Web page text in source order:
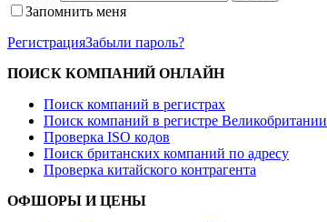
Запомнить меня
РегистрацияЗабыли пароль?
ПОИСК КОМПАНИЙ ОНЛАЙН
Поиск компаний в регистрах
Поиск компаний в регистре Великобритании
Проверка ISO кодов
Поиск британских компаний по адресу
Проверка китайского контрагента
ОФШОРЫ И ЦЕНЫ